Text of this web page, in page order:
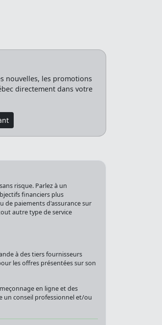
nouvelles, les promotions
directement dans votre
risque. Parlez à un
financiers plus
de paiements d'assurance sur
autre type de service
à des tiers fournisseurs
les offres présentées sur son
en ligne et des
un conseil professionnel et/ou